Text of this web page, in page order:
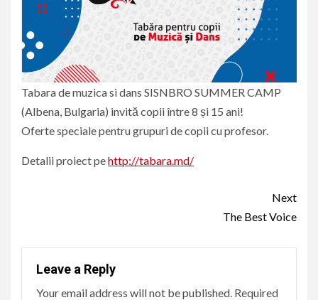
Tabara de muzica si dans SISNBRO SUMMER CAMP
(Albena, Bulgaria) invită copii între 8 și 15 ani!
Oferte speciale pentru grupuri de copii cu profesor.
Detalii proiect pehttp://tabara.md/
Next
The Best Voice
Leave a Reply
Your email address will not be published. Required